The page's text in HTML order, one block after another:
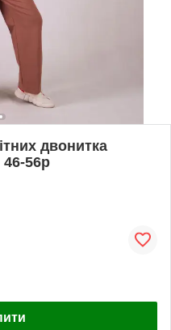
двонитка
56р